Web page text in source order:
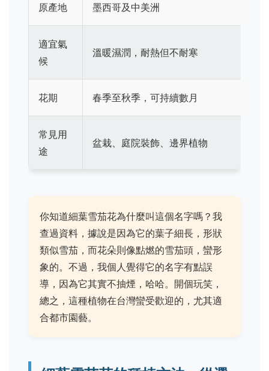
原產地 墨西哥及中美洲
適宜氣
候
溫暖濕潤，耐熱但不耐寒
花期 春季至秋季，可持續數月
常見用
途
盆栽、庭院裝飾、邊界植物
你知道細葉雪茄花為什麼叫這個名字嗎？我
查過資料，據說是因為它的葉子細長，形狀
類似雪茄，而花朵則像點燃的雪茄頭，蠻形
象的。不過，我個人覺得它的名字有點誤
導，因為它其實不抽煙，哈哈。開個玩笑，
總之，這種植物在台灣蠻受歡迎的，尤其適
合都市園藝。